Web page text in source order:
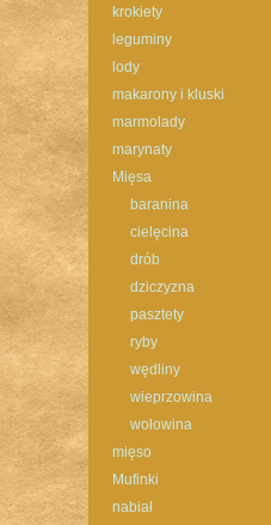
krokiety
leguminy
lody
makarony i kluski
marmolady
marynaty
Mięsa
baranina
cielęcina
drób
dziczyzna
pasztety
ryby
wędliny
wieprzowina
wołowina
mięso
Mufinki
nabiał